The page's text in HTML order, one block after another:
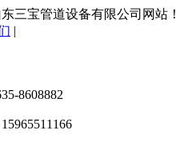
三宝管道设备有限公司网站！
|
8608882
15965511166